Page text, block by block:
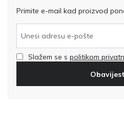
Primite e-mail kad proizvod
Slažem se s politikom